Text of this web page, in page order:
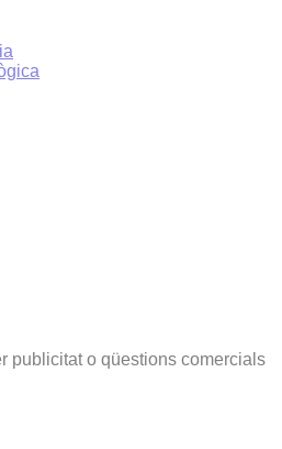
publicitat o qüestions comercials